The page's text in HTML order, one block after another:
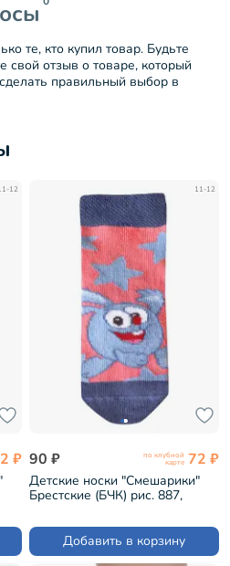
те, кто купил товар. Будьте
свой отзыв о товаре, который
правильный выбор в
12
₽
11-12
90 ₽ по клубной
карте 72 ₽
Детские носки "Смешарики"
Брестские (БЧК) рис. 887,
Добавить в корзину